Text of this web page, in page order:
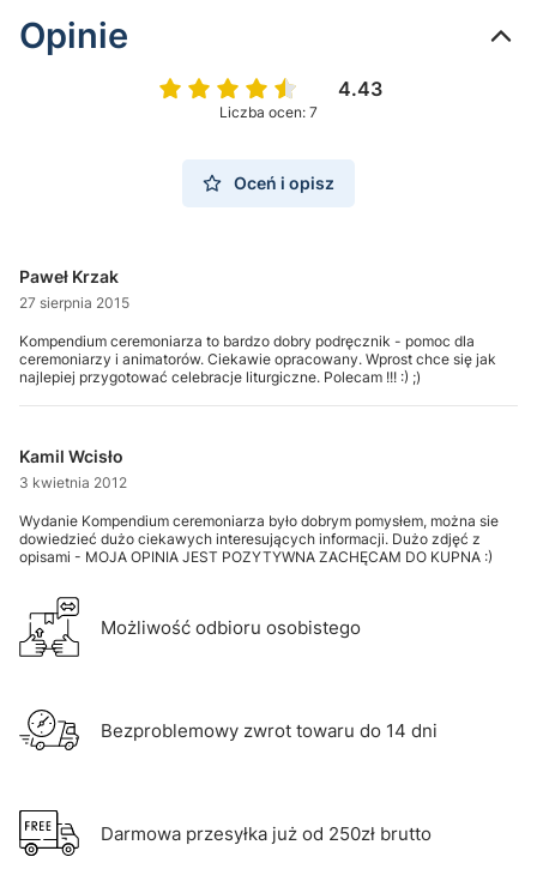
Opinie
4.43
Liczba ocen: 7
Oceń i opisz
Paweł Krzak
27 sierpnia 2015
Kompendium ceremoniarza to bardzo dobry podręcznik - pomoc dla
ceremoniarzy i animatorów. Ciekawie opracowany. Wprost chce się jak
najlepiej przygotować celebracje liturgiczne. Polecam !!! :) ;)
Kamil Wcisło
3 kwietnia 2012
Wydanie Kompendium ceremoniarza było dobrym pomysłem, można sie
dowiedzieć dużo ciekawych interesujących informacji. Dużo zdjęć z
opisami - MOJA OPINIA JEST POZYTYWNA ZACHĘCAM DO KUPNA :)
Możliwość odbioru osobistego
Bezproblemowy zwrot towaru do 14 dni
Darmowa przesyłka już od 250zł brutto